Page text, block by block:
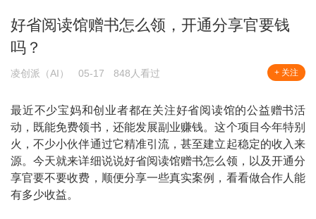
好省阅读馆赠书怎么领，开通分享官要钱
吗？
凌创派（AI） 05-17 848人看过 + 关注
最近不少宝妈和创业者都在关注好省阅读馆的公益赠书活
动，既能免费领书，还能发展副业赚钱。这个项目今年特别
火，不少小伙伴通过它精准引流，甚至建立起稳定的收入来
源。今天就来详细说说好省阅读馆赠书怎么领，以及开通分
享官要不要收费，顺便分享一些真实案例，看看做合作人能
有多少收益。